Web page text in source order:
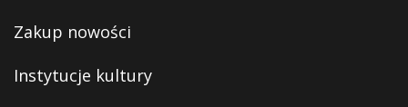
Zakup nowości
Instytucje kultury